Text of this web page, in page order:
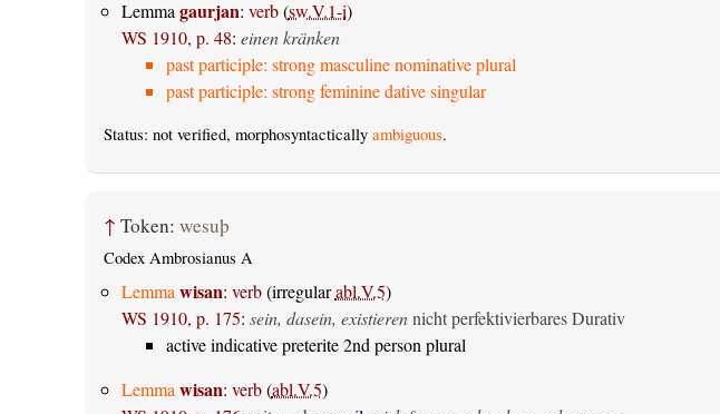
Lemma gaurjan: verb(sw.V.1-i)
WS 1910, p. 48: einen kränken
past participle: strong masculine nominative plural
past participle: strong feminine dative singular
Status: not verified, morphosyntactically ambiguous.
↑ Token: wesuþ
Codex Ambrosianus A
Lemma wisan: verb(irregularabl.V.5)
WS 1910, p. 175: sein, dasein, existierennicht perfektivierbares Durativ
active indicative preterite 2nd person plural
Lemma wisan: verb(abl.V.5)